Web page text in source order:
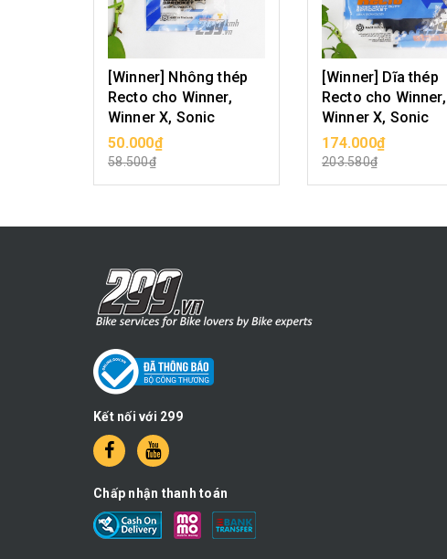
[Winner] Nhông thép
Recto cho Winner,
Winner X, Sonic
50.000₫
58.500₫
CHỌN SẢN PHẨM
[Winner] Dĩa thép
Recto cho Winner,
Winner X, Sonic
174.000₫
203.580₫
CHỌN SẢN PHẨM
Kết nối với 299
Chấp nhận thanh toán